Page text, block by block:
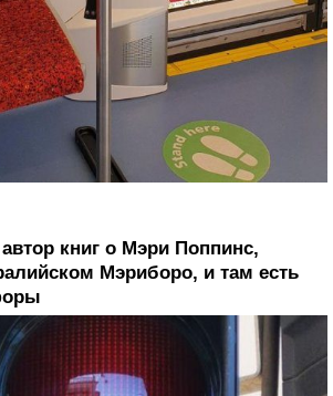
книг о Мэри Поппинс,
Мэриборо, и там есть